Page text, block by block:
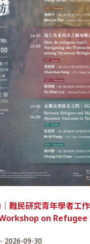
難民研究青年學者工
on
2026-09-30